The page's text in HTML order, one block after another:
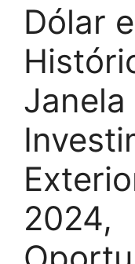
Dólar
Janela
2024,